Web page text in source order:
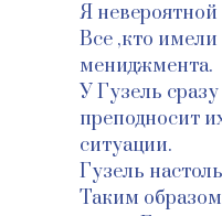
Я
Все ,кто
мениджмента.
У Гузель
преподносит
ситуации.
Гузель
Таким